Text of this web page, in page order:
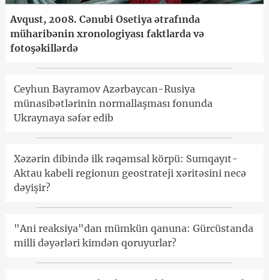
Avqust, 2008. Cənubi Osetiya ətrafında
müharibənin xronologiyası faktlarda və
fotoşəkillərdə
Ceyhun Bayramov Azərbaycan-Rusiya
münasibətlərinin normallaşması fonunda
Ukraynaya səfər edib
Xəzərin dibində ilk rəqəmsal körpü: Sumqayıt-
Aktau kabeli regionun geostrateji xəritəsini necə
dəyişir?
"Ani reaksiya"dan mümkün qanuna: Gürcüstanda
milli dəyərləri kimdən qoruyurlar?